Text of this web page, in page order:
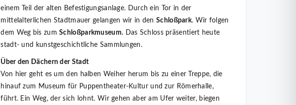
einem Teil der alten Befestigungsanlage. Durch ein Tor in der
mittelalterlichen Stadtmauer gelangen wir in denSchloßpark. Wir folgen
dem Weg bis zumSchloßparkmuseum. Das Schloss präsentiert heute
stadt- und kunstgeschichtliche Sammlungen.
Über den Dächern der Stadt
Von hier geht es um den halben Weiher herum bis zu einer Treppe, die
hinauf zum Museum für Puppentheater-Kultur und zur Römerhalle,
führt. Ein Weg, der sich lohnt. Wir gehen aber am Ufer weiter, biegen